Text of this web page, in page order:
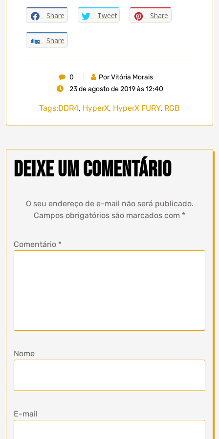
Share Tweet Share
Share
0
Por Vitória Morais
23 de agosto de 2019 às 12:40
Tags:DDR4, HyperX, HyperX FURY, RGB
Deixe um comentário
O seu endereço de e-mail não será publicado.
Campos obrigatórios são marcados com *
Comentário *
Nome
E-mail